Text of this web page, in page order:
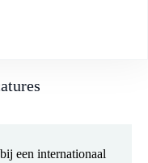
een internationaal